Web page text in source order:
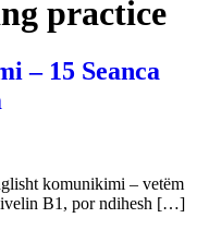
practice
– 15 Seanca
komunikimi – vetëm
B1, por ndihesh […]